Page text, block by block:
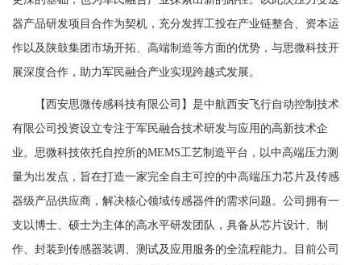
器产品研发项目合作为契机，充分发挥工投在产业链整合、资本运
作以及陕鼓集团市场开拓、高端制造等方面的优势，与思微科技开
展深度合作，助力军民融合产业实现跨越式发展。
【西安思微传感科技有限公司】是中航西安飞行自动控制技术
有限公司投资设立专注于军民融合技术研发与应用的高新技术企
业。思微科技依托自控所的MEMS工艺制造平台，以中高端压力测
量为出发点，旨在打造一家完全自主可控的中高端压力芯片及传感
器级产品供应商，解决核心领域传感器件的需求问题。公司拥有一
支以博士、硕士为主体的高水平研发团队，具备从芯片设计、制
作、封装到传感器装调、测试及应用服务的全流程能力。目前公司